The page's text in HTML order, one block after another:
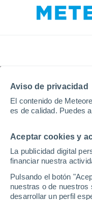
Aviso de privacidad
El contenido de
es de calidad. Puedes
Aceptar cookies y
La publicidad digital
financiar nuestra
Pulsando el botón
nuestras o de
desarrollar un perfil
Inicio México